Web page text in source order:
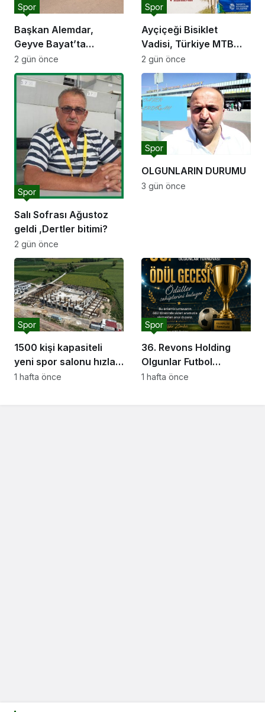
Başkan Alemdar,
Geyve Bayat’ta
hemşehrileriyle
buluştu: “Gençlik ve
spor yatırımlarını
hayata geçirmeye
devam edeceğiz”
Spor
2 gün önce
Ayçiçeği Bisiklet
Vadisi, Türkiye MTB
Şampiyonası’na ev
sahipliği yapacak
Spor
2 gün önce
Salı Sofrası Ağustoz
geldi ,Dertler bitimi?
Spor
2 gün önce
OLGUNLARIN DURUMU
Spor
3 gün önce
1500 kişi kapasiteli
yeni spor salonu hızla
yükseliyor: “Salon
Spor
1 hafta önce
36. Revons Holding
Olgunlar Futbol
Turnuvası’nda Final
Spor
1 hafta önce